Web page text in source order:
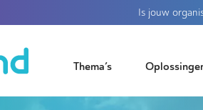
Is jouw
Thema’s